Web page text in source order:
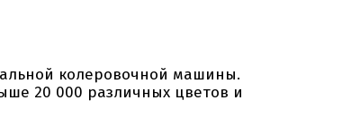
колеровочной машины.
20 000 различных цветов и